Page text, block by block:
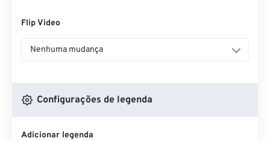
Flip Video
Nenhuma mudança
Configurações de legenda
Adicionar legenda